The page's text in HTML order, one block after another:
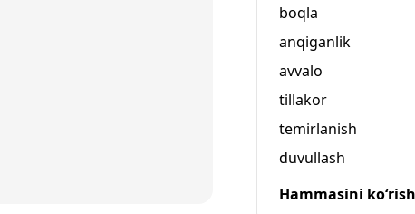
boqla
anqiganlik
avvalo
tillakor
temirlanish
duvullash
Hammasini ko‘rish